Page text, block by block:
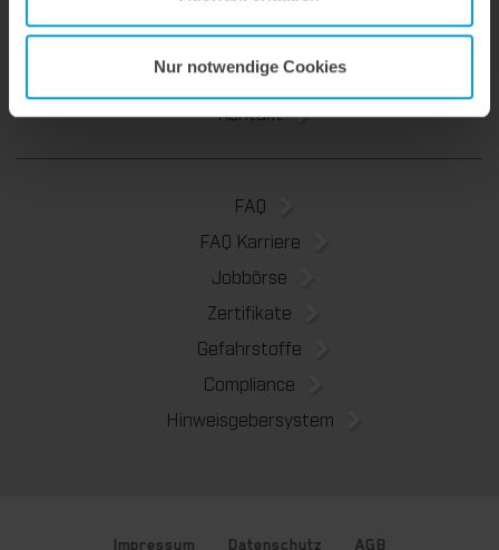
Nur notwendige Cookies
Marbach Academy
News
Nachhaltigkeit
Kontakt
FAQ
FAQ Karriere
Jobbörse
Zertifikate
Gefahrstoffe
Compliance
Hinweisgebersystem
Impressum Datenschutz AGB